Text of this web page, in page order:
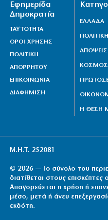
Εφημερίδα
Δημοκρατία
ΤΑΥΤΟΤΗΤΑ
ΟΡΟΙ ΧΡΗΣΗΣ
ΠΟΛΙΤΙΚΗ
ΑΠΟΡΡΗΤΟΥ
ΕΠΙΚΟΙΝΩΝΙΑ
ΔΙΑΦΗΜΙΣΗ
ΕΛΛΑΔΑ
ΠΟΛΙΤΙΚΗ
ΑΠΟΨΕΙΣ
ΚΟΣΜΟΣ
Η ΘΕΣΗ
Μ.Η.Τ. 252081
© 2026 — Το σύνολο του
διατίθεται στους
Απαγορεύεται η χρήση ή
μέσο, μετά ή άνευ
εκδότη.